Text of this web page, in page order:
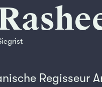
Regisseur